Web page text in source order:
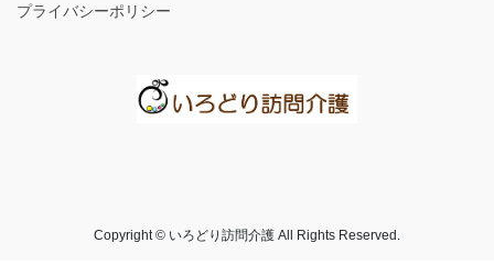
プライバシーポリシー
Copyright © いろどり訪問介護 All Rights Reserved.